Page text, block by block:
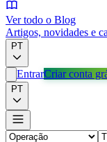
Ver todo o Blog
Artigos, novidades e
PT
EntrarCriar conta
PT